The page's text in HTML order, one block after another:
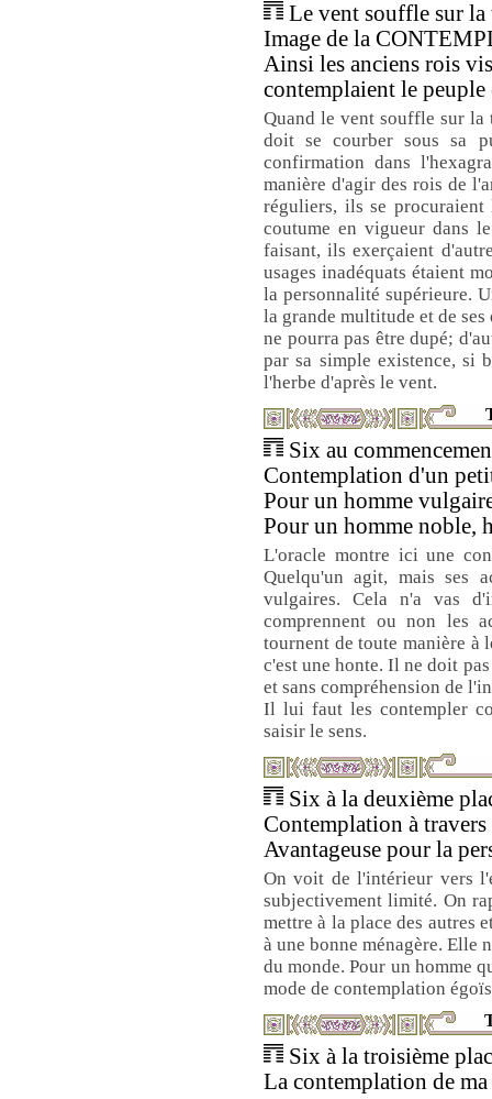
Le vent souffle sur la
Image de la
Ainsi les anciens rois
contemplaient le peuple
Quand le vent souffle sur la
doit se courber sous sa
confirmation dans
manière d'agir des rois de
réguliers, ils se
coutume en vigueur dans
faisant, ils exerçaient
usages inadéquats étaient
la personnalité supérieure.
la grande multitude et de
ne pourra pas être dupé;
par sa simple existence, si
l'herbe d'après le vent.
Six au
Contemplation d'un
Pour un homme
Pour un homme noble,
L'oracle montre ici une
Quelqu'un agit, mais ses
vulgaires. Cela n'a vas
comprennent ou non les
tournent de toute manière à
c'est une honte. Il ne doit
et sans compréhension de
Il lui faut les contempler
saisir le sens.
Six à la deuxième
Contemplation à
Avantageuse pour la
On voit de l'intérieur vers
subjectivement limité. On
mettre à la place des autres
à une bonne ménagère. Elle
du monde. Pour un homme
mode de contemplation
Six à la troisième
La contemplation de